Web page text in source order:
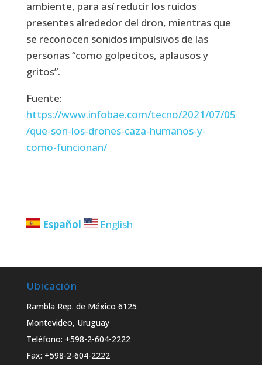
ambiente, para así reducir los ruidos
presentes alrededor del dron, mientras que
se reconocen sonidos impulsivos de las
personas “como golpecitos, aplausos y
gritos”.
Fuente:
https://www.infobae.com/tecno/2021/07/05
/que-son-los-drones-caza-humanos-y-
como-funcionan/
Español English
Ubicación
Rambla Rep. de México 6125
Montevideo, Uruguay
Teléfono: +598-2-604-2222
Fax: +598-2-604-2222